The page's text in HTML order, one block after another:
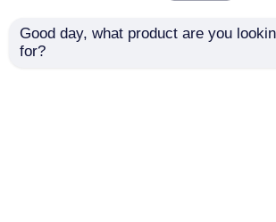
Good day, what product are you
for?